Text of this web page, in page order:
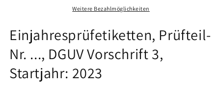
Startjahr:
2023
aus
Papier
oder
DGUV
Startjahr:
2023
aus
Papier
oder
Weitere Bezahlmöglichkeiten
Einjahresprüfetiketten, Prüfteil-
Nr. ..., DGUV Vorschrift 3,
Startjahr: 2023